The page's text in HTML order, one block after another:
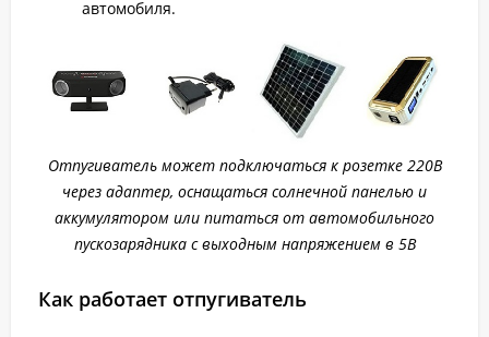
автомобиля.
Отпугиватель может подключаться к розетке 220В
через адаптер, оснащаться солнечной панелью и
аккумулятором или питаться от автомобильного
пускозарядника с выходным напряжением в 5В
Как работает отпугиватель